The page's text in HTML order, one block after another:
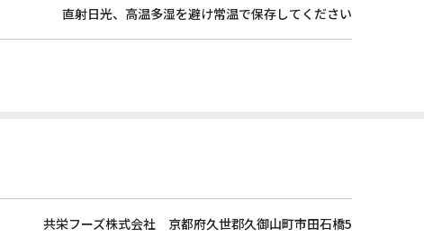
直射日光、高温多湿を避け常温で保存してください
共栄フーズ株式会社 京都府久世郡久御山町市田石橋5